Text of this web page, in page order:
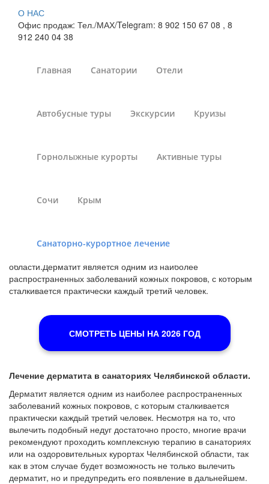
О НАС
Офис продаж: Тел./МАХ/Telegram: 8 902 150 67 08 , 8
912 240 04 38
Главная Санатории Отели
Автобусные туры Экскурсии Круизы
Горнолыжные курорты Активные туры
Сочи Крым
Санаторно-курортное лечение
Лечение дерматита в
санаториях
Челябинской области
Челябинской области
области.Дерматит является одним из наиболее
распространенных заболеваний кожных покровов, с которым
сталкивается практически каждый третий человек.
СМОТРЕТЬ ЦЕНЫ НА 2026 ГОД
Лечение дерматита в санаториях Челябинской области.
Дерматит является одним из наиболее распространенных
заболеваний кожных покровов, с которым сталкивается
практически каждый третий человек. Несмотря на то, что
вылечить подобный недуг достаточно просто, многие врачи
рекомендуют проходить комплексную терапию в санаториях
или на оздоровительных курортах Челябинской области, так
как в этом случае будет возможность не только вылечить
дерматит, но и предупредить его появление в дальнейшем.